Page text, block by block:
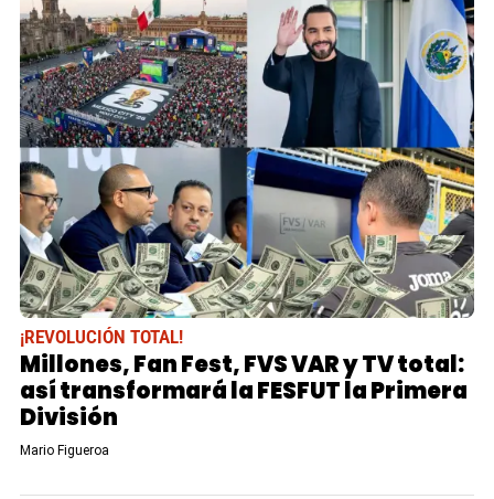
¡REVOLUCIÓN TOTAL!
Millones, Fan Fest, FVS VAR y TV total:
así transformará la FESFUT la Primera
División
Mario Figueroa